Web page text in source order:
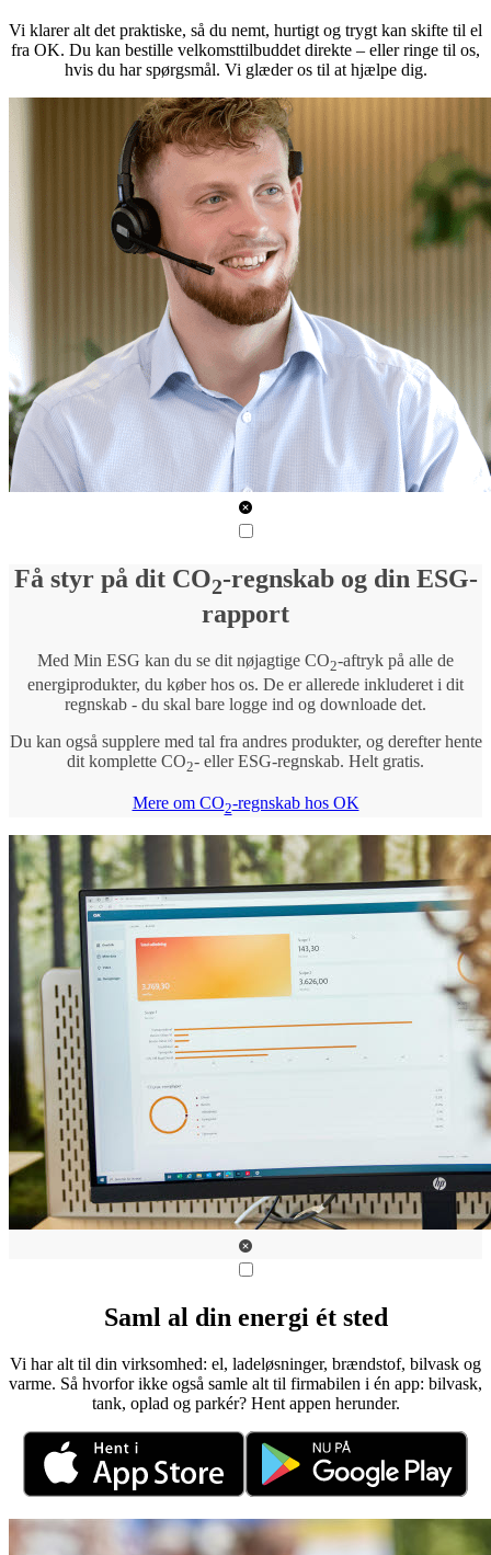
Vi klarer alt det praktiske, så du nemt, hurtigt og trygt kan skifte til el
fra OK. Du kan bestille velkomsttilbuddet direkte – eller ringe til os,
hvis du har spørgsmål. Vi glæder os til at hjælpe dig.
Få styr på dit CO2-regnskab og din ESG-
rapport
Med Min ESG kan du se dit nøjagtige CO2-aftryk på alle de
energiprodukter, du køber hos os. De er allerede inkluderet i dit
regnskab - du skal bare logge ind og downloade det.
Du kan også supplere med tal fra andres produkter, og derefter hente
dit komplette CO2- eller ESG-regnskab. Helt gratis.
Mere om CO2-regnskab hos OK
Saml al din energi ét sted
Vi har alt til din virksomhed: el, ladeløsninger, brændstof, bilvask og
varme. Så hvorfor ikke også samle alt til firmabilen i én app: bilvask,
tank, oplad og parkér? Hent appen herunder.